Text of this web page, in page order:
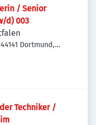
/ Senior
d) 003
Dortmund,
Techniker /